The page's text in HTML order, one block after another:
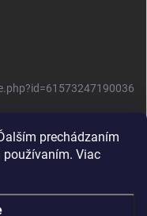
prechádzaním
používaním. Viac